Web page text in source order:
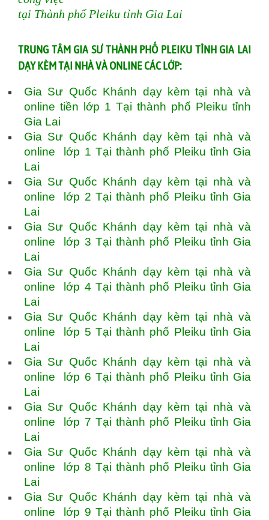
tại Thành phố Pleiku tỉnh Gia Lai
TRUNG TÂM GIA SƯ THÀNH PHỐ PLEIKU TỈNH GIA LAI
DẠY KÈM TẠI NHÀ VÀ ONLINE CÁC LỚP:
Gia Sư Quốc Khánh dạy kèm tại nhà và
online tiền lớp 1 Tại thành phố Pleiku tỉnh
Gia Lai
Gia Sư Quốc Khánh dạy kèm tại nhà và
online lớp 1 Tại thành phố Pleiku tỉnh Gia
Lai
Gia Sư Quốc Khánh dạy kèm tại nhà và
online lớp 2 Tại thành phố Pleiku tỉnh Gia
Lai
Gia Sư Quốc Khánh dạy kèm tại nhà và
online lớp 3 Tại thành phố Pleiku tỉnh Gia
Lai
Gia Sư Quốc Khánh dạy kèm tại nhà và
online lớp 4 Tại thành phố Pleiku tỉnh Gia
Lai
Gia Sư Quốc Khánh dạy kèm tại nhà và
online lớp 5 Tại thành phố Pleiku tỉnh Gia
Lai
Gia Sư Quốc Khánh dạy kèm tại nhà và
online lớp 6 Tại thành phố Pleiku tỉnh Gia
Lai
Gia Sư Quốc Khánh dạy kèm tại nhà và
online lớp 7 Tại thành phố Pleiku tỉnh Gia
Lai
Gia Sư Quốc Khánh dạy kèm tại nhà và
online lớp 8 Tại thành phố Pleiku tỉnh Gia
Lai
Gia Sư Quốc Khánh dạy kèm tại nhà và
online lớp 9 Tại thành phố Pleiku tỉnh Gia